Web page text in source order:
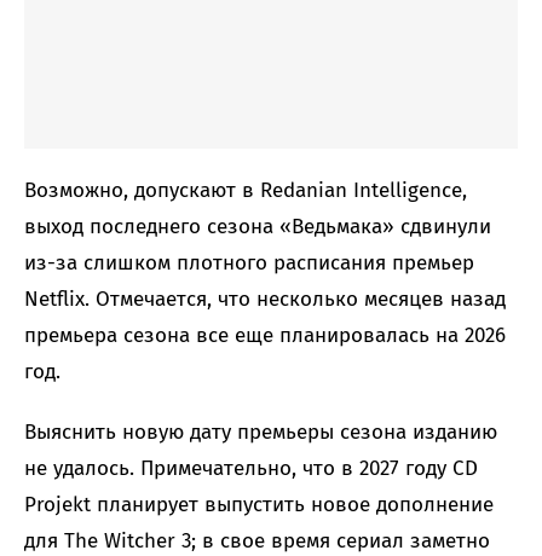
Возможно, допускают в Redanian Intelligence,
выход последнего сезона «Ведьмака» сдвинули
из-за слишком плотного расписания премьер
Netflix. Отмечается, что несколько месяцев назад
премьера сезона все еще планировалась на 2026
год.
Выяснить новую дату премьеры сезона изданию
не удалось. Примечательно, что в 2027 году CD
Projekt планирует выпустить новое дополнение
для The Witcher 3; в свое время сериал заметно